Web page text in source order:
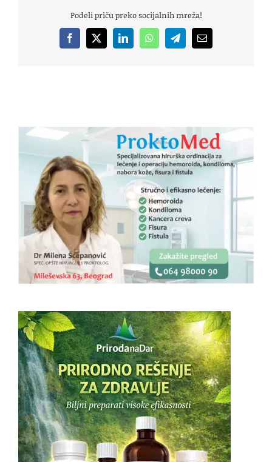
Podeli priču preko socijalnih mreža!
Facebook
X LinkedInWhatsAppTelegramEmail